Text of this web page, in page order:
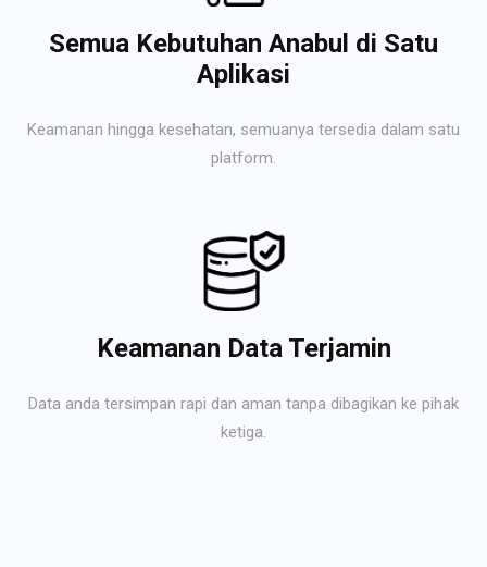
Semua Kebutuhan Anabul di Satu
Aplikasi
Keamanan hingga kesehatan, semuanya tersedia dalam satu
platform.
Keamanan Data Terjamin
Data anda tersimpan rapi dan aman tanpa dibagikan ke pihak
ketiga.